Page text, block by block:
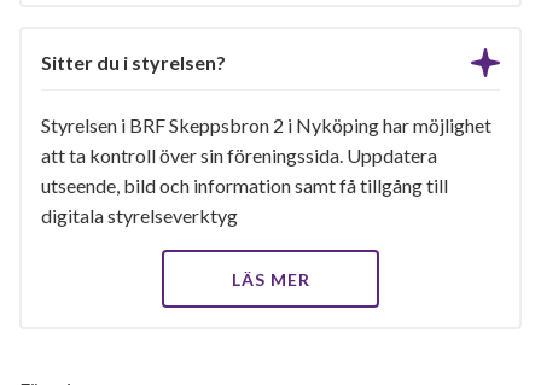
Sitter du i styrelsen?
Styrelsen i BRF Skeppsbron 2 i Nyköping har möjlighet
att ta kontroll över sin föreningssida. Uppdatera
utseende, bild och information samt få tillgång till
digitala styrelseverktyg
LÄS MER